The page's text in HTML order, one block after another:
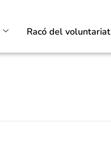
Racó del voluntariat